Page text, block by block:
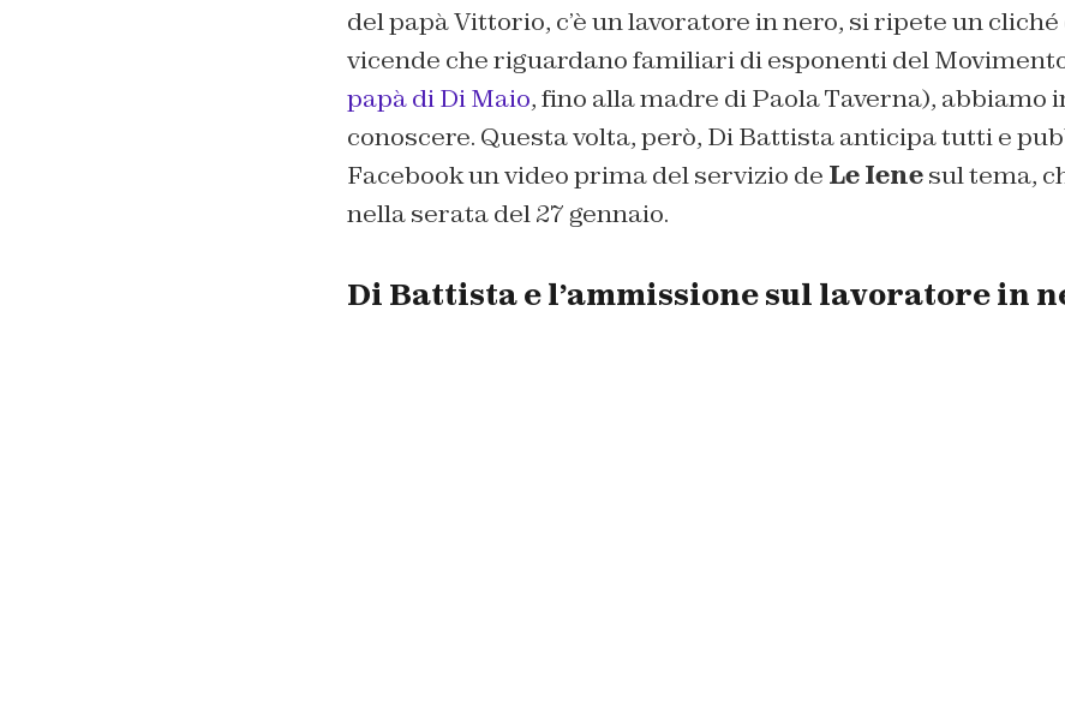
del papà Vittorio, c’è un lavoratore in nero, si ripete un
vicende che riguardano familiari di esponenti del
papà di Di Maio, fino alla madre di Paola Taverna), abbiamo
conoscere. Questa volta, però, Di Battista anticipa tutti e
Facebook un video prima del servizio de Le Ienesul tema,
nella serata del 27 gennaio.
Di Battista e l’ammissione sul lavoratore in